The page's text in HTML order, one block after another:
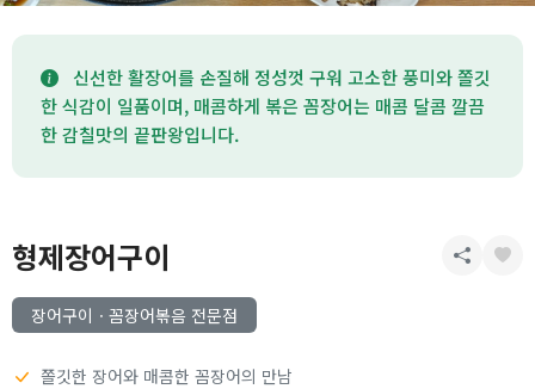
신선한 활장어를 손질해 정성껏 구워 고소한 풍미와 쫄깃
한 식감이 일품이며, 매콤하게 볶은 꼼장어는 매콤 달콤 깔끔
한 감칠맛의 끝판왕입니다.
형제장어구이
장어구이ㆍ꼼장어볶음 전문점
쫄깃한 장어와 매콤한 꼼장어의 만남